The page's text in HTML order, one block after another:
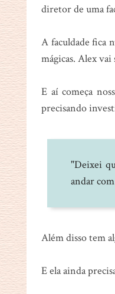
diretor de uma
A faculdade fica
mágicas. Alex
E aí começa
precisando
"Deixei
andar
Além disso tem
E ela ainda